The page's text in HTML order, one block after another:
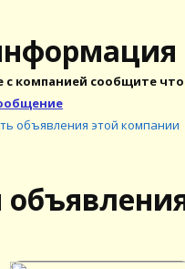
с компанией сообщите
объявления этой компании